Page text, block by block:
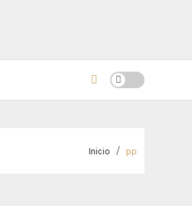
Inicio pp